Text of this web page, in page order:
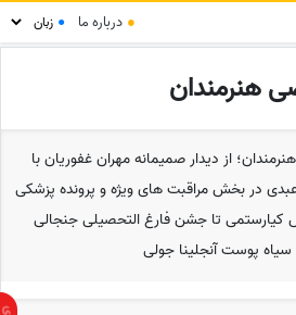
● درباره ما ●
هنرمندان
از دیدار صمیمانه مهران غفوریان با
در بخش مراقبت های ویژه و پرونده پزشکی
کیارستمی تا جشن فارغ التحصیلی جنجالی
سیاه پوست آنجلینا جولی